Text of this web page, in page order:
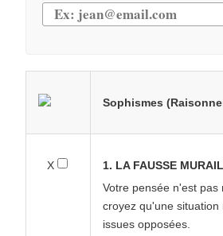
Sophismes
X
1. LA FAUSSE
Votre pensée n'est pas
croyez qu'une situation
issues opposées.